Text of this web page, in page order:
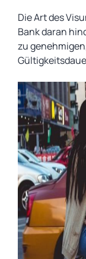
Die Art des
Bank daran
zu